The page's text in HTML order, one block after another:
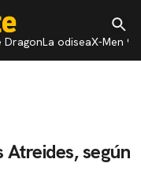
DragonLa odiseaX-Men 97
Atreides, según